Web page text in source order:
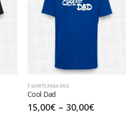
T-SHIRTS DIA DA MÃE
WOMAN, MOM, BOSS
15,00€–30,00